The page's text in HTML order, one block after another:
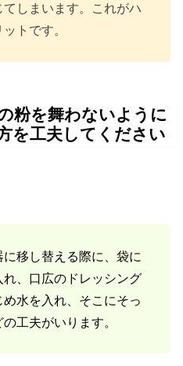
しまいます。これがハ
トです。
粉を舞わないように
を工夫してください
移し替える際に、袋に
、口広のドレッシング
水を入れ、そこにそっ
工夫がいります。